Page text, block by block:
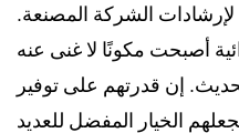
لإرشادات الشركة المصنعة.
أصبحت مكونًا لا غنى عنه
إن قدرتهم على توفير
الخيار المفضل للعديد